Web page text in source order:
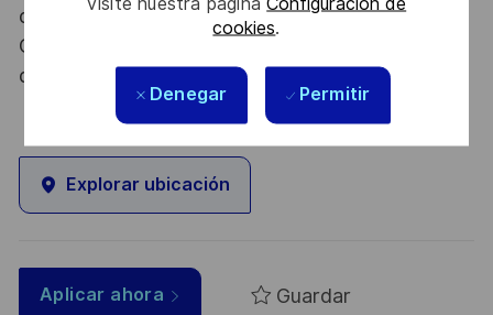
cookies.
Denegar Permitir
dispositions des articles R.2311-1 et suivants du
Code de la défense et de l’IGI 1300 SGDSN/PSE
du 09 août 2021.
Explorar ubicación
Aplicar ahora Guardar